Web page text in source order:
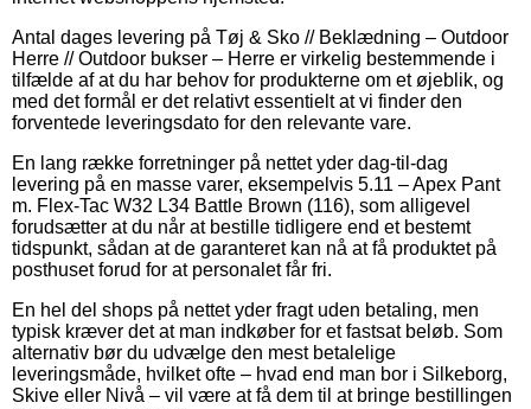
Antal dages levering på Tøj & Sko // Beklædning – Outdoor
Herre // Outdoor bukser – Herre er virkelig bestemmende i
tilfælde af at du har behov for produkterne om et øjeblik, og
med det formål er det relativt essentielt at vi finder den
forventede leveringsdato for den relevante vare.
En lang række forretninger på nettet yder dag-til-dag
levering på en masse varer, eksempelvis 5.11 – Apex Pant
m. Flex-Tac W32 L34 Battle Brown (116), som alligevel
forudsætter at du når at bestille tidligere end et bestemt
tidspunkt, sådan at de garanteret kan nå at få produktet på
posthuset forud for at personalet får fri.
En hel del shops på nettet yder fragt uden betaling, men
typisk kræver det at man indkøber for et fastsat beløb. Som
alternativ bør du udvælge den mest betalelige
leveringsmåde, hvilket ofte – hvad end man bor i Silkeborg,
Skive eller Nivå – vil være at få dem til at bringe bestillingen